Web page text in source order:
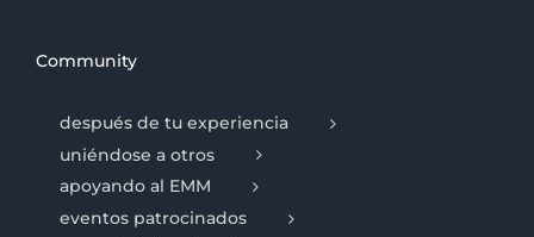
Community
después de tu experiencia
uniéndose a otros
apoyando al EMM
eventos patrocinados